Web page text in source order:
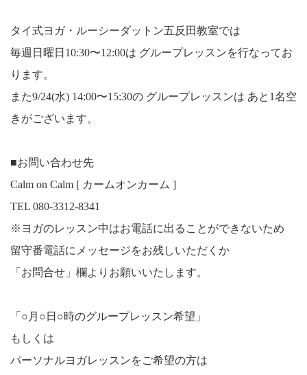
タイ式ヨガ・ルーシーダットン五反田教室では
毎週日曜日10:30〜12:00は グループレッスンを行なってお
ります。
また9/24(水) 14:00〜15:30の グループレッスンは あと1名空
きがございます。
■お問い合わせ先
Calm on Calm [ カームオンカーム ]
TEL 080-3312-8341
※ヨガのレッスン中はお電話に出ることができないため
留守番電話にメッセージをお残しいただくか
「お問合せ」欄よりお願いいたします。
「○月○日○時のグループレッスン希望」
もしくは
パーソナルヨガレッスンをご希望の方は